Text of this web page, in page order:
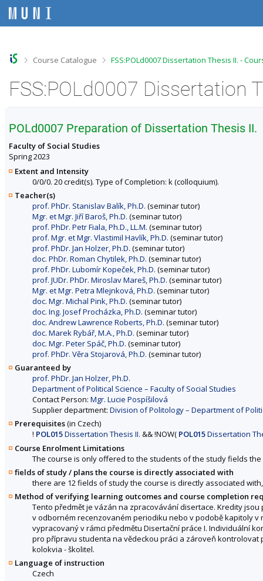
iiii
>Course Catalogue >
FSS:POLd0007 Dissertation Thesis II. -
FSS:POLd0007 Dissertation
POLd0007 Preparation of Dissertation Thesis II.
Faculty of Social Studies
Spring 2023
Extent and Intensity
0/0/0. 20 credit(s). Type of Completion: k (colloquium).
Teacher(s)
prof. PhDr. Stanislav Balík, Ph.D. (seminar tutor)
Mgr. et Mgr. Jiří Baroš, Ph.D. (seminar tutor)
prof. PhDr. Petr Fiala, Ph.D., LL.M. (seminar tutor)
prof. Mgr. et Mgr. Vlastimil Havlík, Ph.D. (seminar tutor)
prof. PhDr. Jan Holzer, Ph.D. (seminar tutor)
doc. PhDr. Roman Chytilek, Ph.D. (seminar tutor)
prof. PhDr. Lubomír Kopeček, Ph.D. (seminar tutor)
prof. JUDr. PhDr. Miroslav Mareš, Ph.D. (seminar tutor)
Mgr. et Mgr. Petra Mlejnková, Ph.D. (seminar tutor)
doc. Mgr. Michal Pink, Ph.D. (seminar tutor)
doc. Ing. Josef Procházka, Ph.D. (seminar tutor)
doc. Andrew Lawrence Roberts, Ph.D. (seminar tutor)
doc. Marek Rybář, M.A., Ph.D. (seminar tutor)
doc. Mgr. Peter Spáč, Ph.D. (seminar tutor)
prof. PhDr. Věra Stojarová, Ph.D. (seminar tutor)
Guaranteed by
prof. PhDr. Jan Holzer, Ph.D.
Department of Political Science – Faculty of Social Studies
Contact Person: Mgr. Lucie Pospíšilová
Supplier department: Division of Politology – Department of
Prerequisites(in Czech)
! POL015Dissertation Thesis II. &&!NOW( POL015Dissertation
Course Enrolment Limitations
The course is only offered to the students of the study fields
fields of study / plans the course is directly associated with
there are 12 fields of study the course is directly associated
Method of verifying learning outcomes and course completion
Tento předmět je vázán na zpracovávání disertace. Kredity
v odborném recenzovaném periodiku nebo v podobě kapitoly
vypracovaný v rámci předmětu Disertační práce I. Individuální
pro přípravu studenta na vědeckou práci a zároveň
kolokvia - školitel.
Language of instruction
Czech